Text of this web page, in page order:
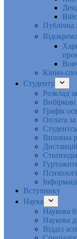
Публічна
Кінно-
Студенту
Розклад
Графік
Оплата
Виховна
Вступнику
Наука
Наукова
Наукова
Відділ